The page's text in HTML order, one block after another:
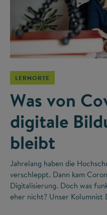
LERNORTE
Was von
digitale
bleibt
Jahrelang haben die
verschleppt. Dann kam
Digitalisierung. Doch was
eher nicht? Unser Kolumnist